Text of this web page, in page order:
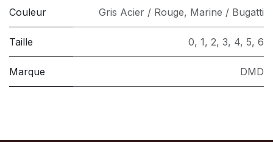
Couleur Gris Acier / Rouge, Marine / Bugatti
Taille 0, 1, 2, 3, 4, 5, 6
Marque DMD